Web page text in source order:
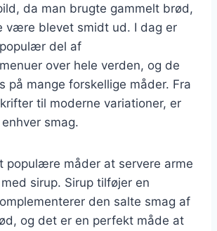
da man brugte gammelt brød,
være blevet smidt ud. I dag er
del af
over hele verden, og de
på mange forskellige måder. Fra
til moderne variationer, er
smag.
populære måder at servere arme
sirup. Sirup tilføjer en
den salte smag af
og det er en perfekt måde at